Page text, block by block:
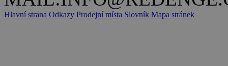
Hlavní strana Odkazy Prodejní místa Slovník Mapa stránek